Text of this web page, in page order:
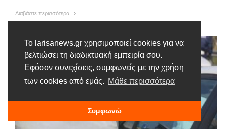
Το larisanews.gr χρησιμοποιεί cookies για να
βελτιώσει τη διαδικτυακή εμπειρία σου.
Εφόσον συνεχίσεις, συμφωνείς με την χρήση
των cookies από εμάς. Μάθε περισσότερα
Συμφωνώ
Διαβάστε περισσότερα